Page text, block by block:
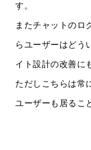
す。
またチャットのロ
らユーザーはどう
イト設計の改善に
ただしこちらは常
ユーザーも居るこ